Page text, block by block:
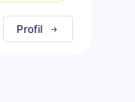
Profil